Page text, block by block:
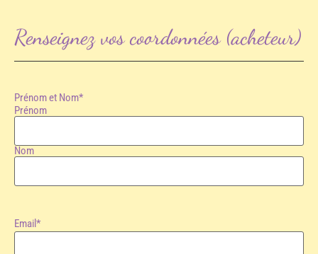
Renseignez vos coordonnées (acheteur)
Prénom et Nom*
Prénom
Nom
Email*